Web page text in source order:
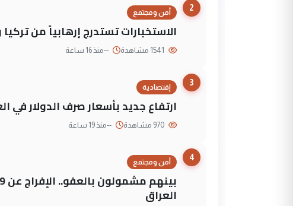
2
أمن ومجتمع
الاستخبارات تستدرج إرهابياً من
--منذ 16 ساعة
3
إقتصادية
ارتفاع جديد بأسعار صرف الدولار في
--منذ 19 ساعة
4
أمن ومجتمع
العراق